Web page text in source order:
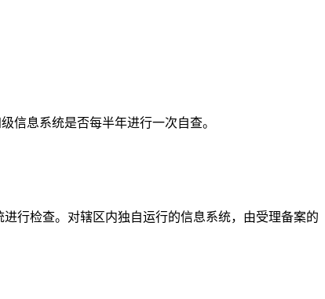
息系统是否每半年进行一次自查。
行检查。对辖区内独自运行的信息系统，由受理备案的